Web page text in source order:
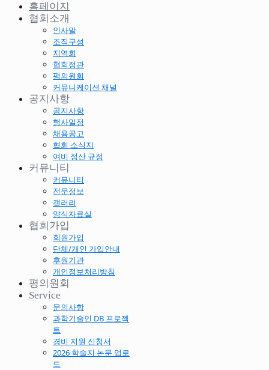
홈페이지
협회소개
인사말
조직구성
지역회
협회정관
평의원회
커뮤니케이션 채널
공지사항
공지사항
행사일정
채용공고
협회 소식지
여비 정산 규정
커뮤니티
커뮤니티
전문정보
갤러리
양식자료실
협회가입
회원가입
단체/개인 가입안내
후원기관
개인정보처리방침
평의원회
Service
문의사항
과학기술인 DB 프로젝
트
경비 지원 신청서
2026 학술지 논문 업로
드